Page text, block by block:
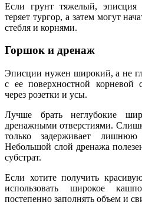
Если грунт тяжелый, эписция
теряет тургор, а затем могут
стебля и корнями.
Горшок и дренаж
Эписции нужен широкий, а не
с ее поверхностной корневой
через розетки и усы.
Лучше брать неглубокие
дренажными отверстиями.
только задерживает
Небольшой слой дренажа
субстрат.
Если хотите получить
использовать широкое
постепенно заполнять объем и